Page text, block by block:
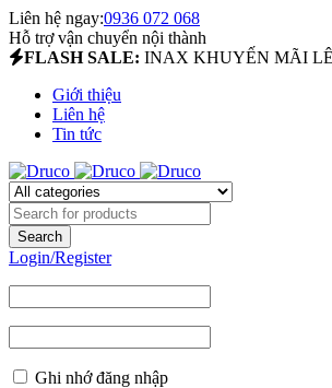
Liên hệ ngay:0936 072 068
Hỗ trợ vận chuyển nội thành
FLASH SALE: INAX KHUYẾN MÃI
Giới thiệu
Liên hệ
Tin tức
Login/Register
Ghi nhớ đăng nhập